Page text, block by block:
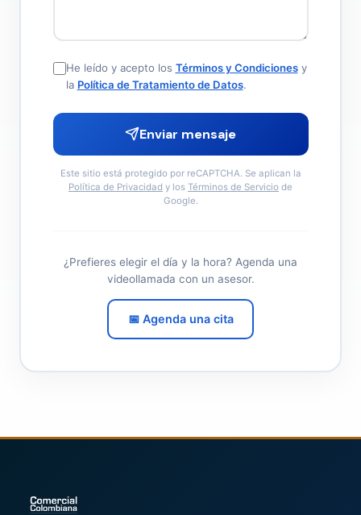
He leído y acepto los Términos y Condiciones y
la Política de Tratamiento de Datos.
Enviar mensaje
Este sitio está protegido por reCAPTCHA. Se aplican la
Política de Privacidad y los Términos de Servicio de
Google.
¿Prefieres elegir el día y la hora? Agenda una
videollamada con un asesor.
📅 Agenda una cita